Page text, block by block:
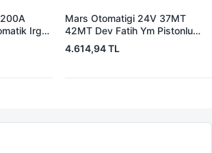
Irgat
Mars Otomatigi 24V 37MT
42MT Dev Fatih Ym Pistonlu
Bmc Profesyonel Catterpiller Is
Makinasi | ZM 0361 | OEM
4.614,94 TL